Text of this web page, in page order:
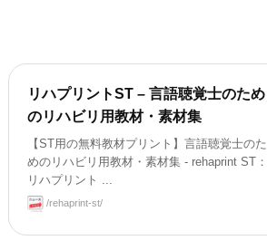
リハプリントST – 言語聴覚士のため
のリハビリ用教材・素材集
【ST用の無料教材プリント】言語聴覚士のた
めのリハビリ用教材・素材集 - rehaprint ST：
リハプリント ...
/rehaprint-st/